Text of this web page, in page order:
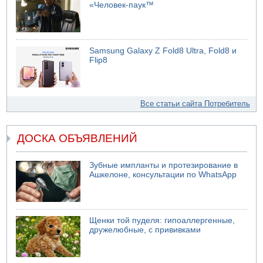
«Человек-паук™
Samsung Galaxy Z Fold8 Ultra, Fold8 и
Flip8
Все статьи сайта Потребитель
ДОСКА ОБЪЯВЛЕНИЙ
Зубные импланты и протезирование в
Ашкелоне, консультации по WhatsApp
Щенки той пуделя: гипоаллергенные,
дружелюбные, с прививками